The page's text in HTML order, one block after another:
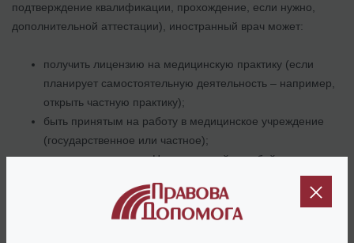
подтверждение квалификации, прохождение, если нужно,
дополнительной аттестации), иностранный врач может:
получить лицензию на медицинскую практику (если
планирует самостоятельную деятельность – например,
открыть частную практику);
быть принятым на работу в медицинское учреждение
(государственное или частное);
заключать договор с Национальной службой здоровья
Украины (НСЗУ) – при регистрации в системе ЕСОЗ.
Регистрация медучреждения и врача-ФЛП в ЕСОЗ